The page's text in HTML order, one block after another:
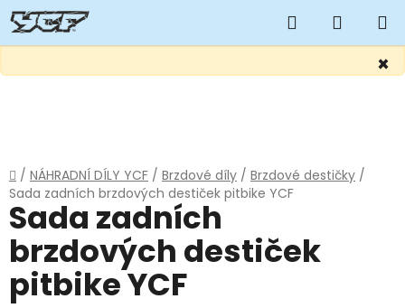
×
Hledat
KOŠÍK
Domů
/ NÁHRADNÍ DÍLY YCF / Brzdové díly / Brzdové destičky /
Sada zadních brzdových destiček pitbike YCF
Sada zadních
brzdových destiček
pitbike YCF